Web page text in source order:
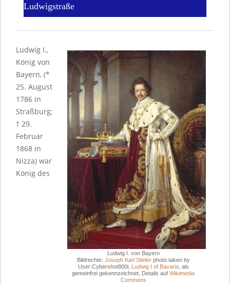
Ludwigstraße
Ludwig I. von Bayern
Bildrechte: Joseph Karl Stielerphoto taken by
User:Cybershot800i, Ludwig I of Bavaria, als
gemeinfrei gekennzeichnet, Details aufWikimedia
Commons
Ludwig I.,
König von
Bayern, (*
25. August
1786 in
Straßburg;
† 29.
Februar
1868 in
Nizza) war
König des